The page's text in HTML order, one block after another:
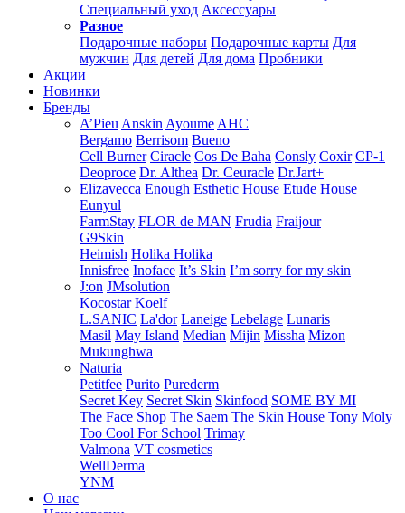
Специальный уход Аксессуары
Разное
Подарочные наборы Подарочные карты Для
мужчин Для детей Для дома Пробники
Акции
Новинки
Бренды
A’Pieu Anskin Ayoume AHC
Bergamo Berrisom Bueno
Cell Burner Ciracle Cos De Baha Consly Coxir CP-1
Deoproce Dr. Althea Dr. Ceuracle Dr.Jart+
Elizavecca Enough Esthetic House Etude House
Eunyul
FarmStay FLOR de MAN Frudia Fraijour
G9Skin
Heimish Holika Holika
Innisfree Inoface It’s Skin I’m sorry for my skin
J:on JMsolution
Kocostar Koelf
L.SANIC La'dor Laneige Lebelage Lunaris
Masil May Island Median Mijin Missha Mizon
Mukunghwa
Naturia
Petitfee Purito Purederm
Secret Key Secret Skin Skinfood SOME BY MI
The Face Shop The Saem The Skin House Tony Moly
Too Cool For School Trimay
Valmona VT cosmetics
WellDerma
YNM
О нас